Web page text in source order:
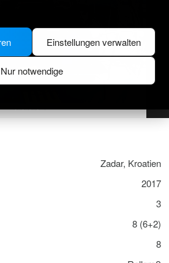
Zadar, Kroatien
2017
3
8 (6+2)
8
Einstellungen verwalten
Nur notwendige